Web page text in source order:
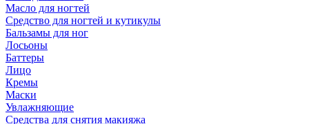
Масло для ногтей
Средство для ногтей и кутикулы
Бальзамы для ног
Лосьоны
Баттеры
Лицо
Кремы
Маски
Увлажняющие
Средства для снятия макияжа